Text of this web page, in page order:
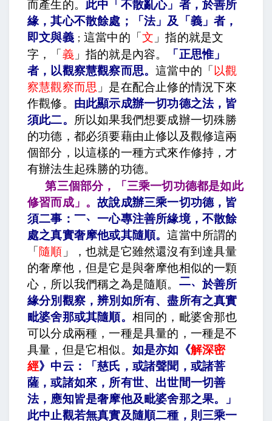
而產生的。 此中「不散亂心」者，於善所
緣，其心不散餘處；「法」及「義」者，
即文與義；這當中的「文 」指的就是文
字，「 義 」指的就是內容。
「正思惟」
者，以觀察慧觀察而思。這當中的「 以觀
察慧觀察而思 」是在配合止修的情況下來
作觀修。 由此顯示成辦一切功德之法，皆
須此二。
所以如果我們想要成辦一切殊勝
的功德，都必須要藉由止修以及觀修這兩
個部分，以這樣的一種方式來作修持，才
有辦法生起殊勝的功德。
第三個部分，「三乘一切功德都是如此
修習而成」。故說成辦三乘一切功德，皆
須二事： 一、一心專注善所緣境，不散餘
處之真實奢摩他或其隨順。這當中所謂的
「 隨順 」，也就是它雖然還沒有到達具量
的奢摩他，但是它是與奢摩他相似的一顆
心，所以我們稱之為是隨順。 二、於善所
緣分別觀察，辨別如所有、盡所有之真實
毗婆舍那或其隨順。 相同的，毗婆舍那也
可以分成兩種，一種是具量的，一種是不
具量，但是它相似。 如是亦如《解深密
經》中云：「慈氏，或諸聲聞，或諸菩
薩，或諸如來，所有世、出世間一切善
法，應知皆是奢摩他及毗婆舍那之果。
」
此中止觀若無真實及隨順二種，則三乘一